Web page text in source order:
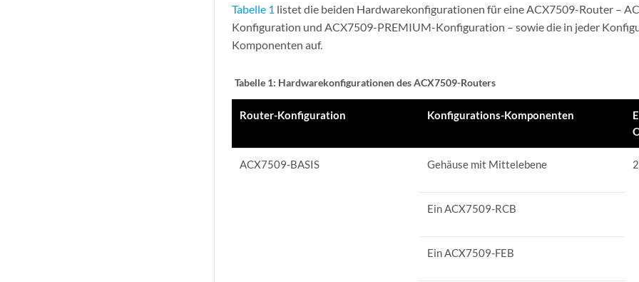
Tabelle 1 listet die beiden Hardwarekonfigurationen für eine ACX7509-Router –
Konfiguration und ACX7509-PREMIUM-Konfiguration – sowie die in jeder
Komponenten auf.
Tabelle 1: Hardwarekonfigurationen des ACX7509-Routers
Router-Konfiguration Konfigurations-Komponenten
ACX7509-BASIS Gehäuse mit Mittelebene
Ein ACX7509-RCB
Ein ACX7509-FEB